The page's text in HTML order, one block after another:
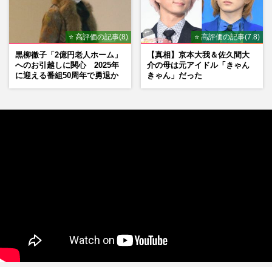
⭐ 高評価の記事(8)
黒柳徹子「2億円老人ホーム」
へのお引越しに関心 2025年
に迎える番組50周年で勇退か
⭐ 高評価の記事(7.8)
【真相】京本大我＆佐久間大
介の母は元アイドル「きゃん
きゃん」だった